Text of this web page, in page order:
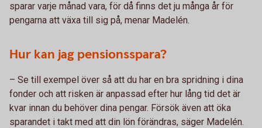
sparar varje månad vara, för då finns det ju många år för
pengarna att växa till sig på, menar Madelén.
Hur kan jag pensionsspara?
– Se till exempel över så att du har en bra spridning i dina
fonder och att risken är anpassad efter hur lång tid det är
kvar innan du behöver dina pengar. Försök även att öka
sparandet i takt med att din lön förändras, säger Madelén.